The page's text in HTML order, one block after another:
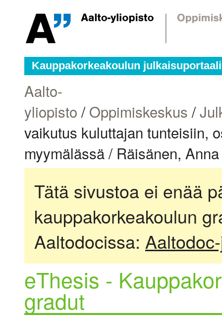
Kauppakorkeakoulun julkaisuportaali
Aalto-
yliopisto /Oppimiskeskus /
vaikutus kuluttajan tunteisiin,
myymälässä / Räisänen, Anna
Tätä sivustoa ei enää
kauppakorkeakoulun
Aaltodocissa:
eThesis -
gradut